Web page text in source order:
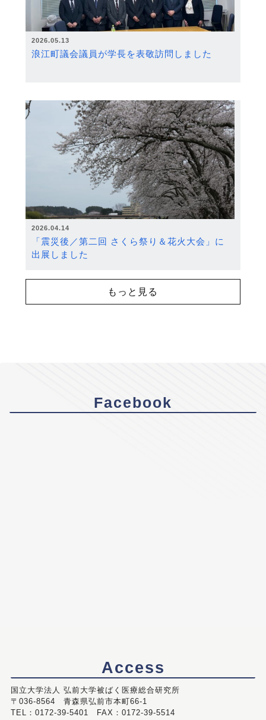
2026.05.13
浪江町議会議員が学長を表敬訪問しました
2026.04.14
「震災後／第二回 さくら祭り＆花火大会」に
出展しました
もっと見る
Facebook
Access
国立大学法人 弘前大学被ばく医療総合研究所
〒036-8564 青森県弘前市本町66-1
TEL：0172-39-5401 FAX：0172-39-5514